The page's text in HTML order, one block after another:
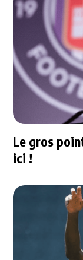
Le gros
ici !